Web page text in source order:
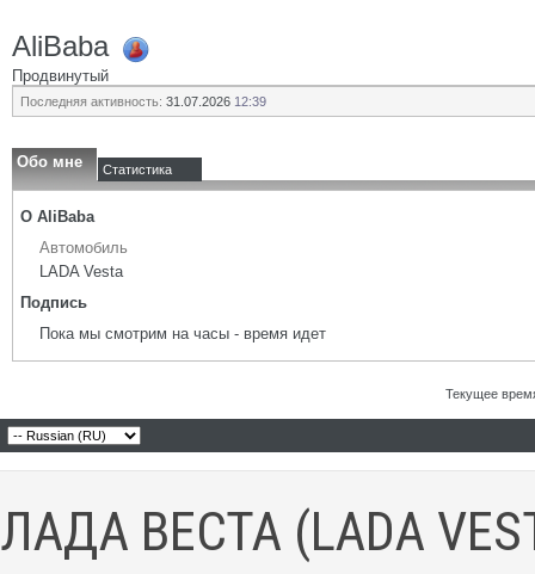
AliBaba
Продвинутый
Последняя активность: 31.07.2026 12:39
Обо мне Статистика
О AliBaba
Автомобиль
LADA Vesta
Подпись
Пока мы смотрим на часы - время идет
Текущее
ЛАДА ВЕСТА (LADA